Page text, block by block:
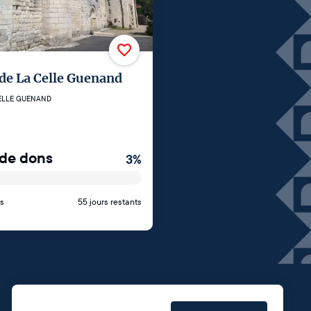
La Celle Guenand
GUENAND
dons 3%
55 jours restants